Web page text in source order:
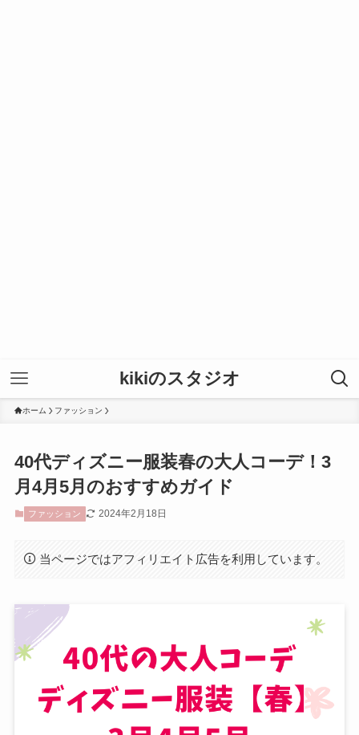
kikiのスタジオ
ホーム ファッション
40代ディズニー服装春の大人コーデ！3
月4月5月のおすすめガイド
ファッション 2024年2月18日
当ページではアフィリエイト広告を利用しています。